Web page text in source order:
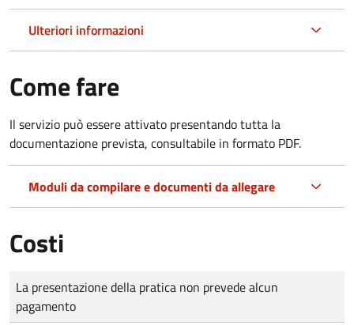
Ulteriori informazioni
Come fare
Il servizio può essere attivato presentando tutta la
documentazione prevista, consultabile in formato PDF.
Moduli da compilare e documenti da allegare
Costi
Tipo di pagamento
Importo
La presentazione della pratica non prevede alcun
pagamento